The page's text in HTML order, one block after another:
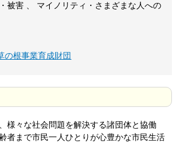
被害 、 マイノリティ・さまざまな人への
根事業育成財団
様々な社会問題を解決する諸団体と協働
者まで市民一人ひとりが心豊かな市民生活